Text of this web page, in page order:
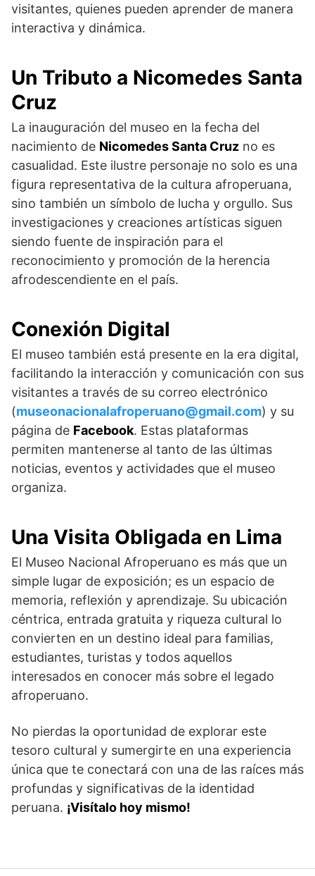
visitantes, quienes pueden aprender de manera
interactiva y dinámica.
Un Tributo a Nicomedes Santa
Cruz
La inauguración del museo en la fecha del
nacimiento de Nicomedes Santa Cruz no es
casualidad. Este ilustre personaje no solo es una
figura representativa de la cultura afroperuana,
sino también un símbolo de lucha y orgullo. Sus
investigaciones y creaciones artísticas siguen
siendo fuente de inspiración para el
reconocimiento y promoción de la herencia
afrodescendiente en el país.
Conexión Digital
El museo también está presente en la era digital,
facilitando la interacción y comunicación con sus
visitantes a través de su correo electrónico
(museonacionalafroperuano@gmail.com) y su
página de Facebook. Estas plataformas
permiten mantenerse al tanto de las últimas
noticias, eventos y actividades que el museo
organiza.
Una Visita Obligada en Lima
El Museo Nacional Afroperuano es más que un
simple lugar de exposición; es un espacio de
memoria, reflexión y aprendizaje. Su ubicación
céntrica, entrada gratuita y riqueza cultural lo
convierten en un destino ideal para familias,
estudiantes, turistas y todos aquellos
interesados en conocer más sobre el legado
afroperuano.
No pierdas la oportunidad de explorar este
tesoro cultural y sumergirte en una experiencia
única que te conectará con una de las raíces más
profundas y significativas de la identidad
peruana. ¡Visítalo hoy mismo!